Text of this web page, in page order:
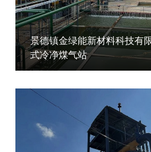
景德镇金绿能新材料科技有
式冷净煤气站